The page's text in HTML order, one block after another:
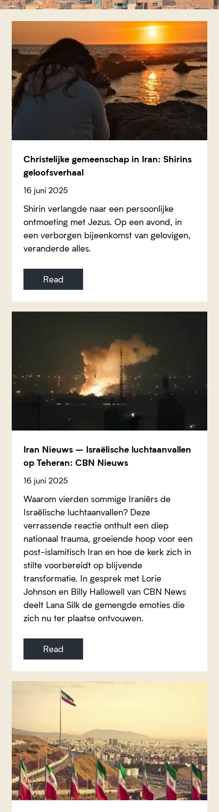
Christelijke gemeenschap in Iran: Shirins
geloofsverhaal
16 juni 2025
Shirin verlangde naar een persoonlijke
ontmoeting met Jezus. Op een avond, in
een verborgen bijeenkomst van gelovigen,
veranderde alles.
Read
Iran Nieuws – Israëlische luchtaanvallen
op Teheran: CBN Nieuws
16 juni 2025
Waarom vierden sommige Iraniërs de
Israëlische luchtaanvallen? Deze
verrassende reactie onthult een diep
nationaal trauma, groeiende hoop voor een
post-islamitisch Iran en hoe de kerk zich in
stilte voorbereidt op blijvende
transformatie. In gesprek met Lorie
Johnson en Billy Hallowell van CBN News
deelt Lana Silk de gemengde emoties die
zich nu ter plaatse ontvouwen.
Read